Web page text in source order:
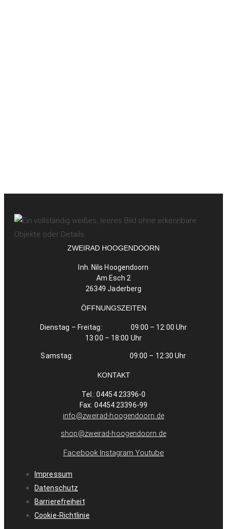
ZWEIRAD HOOGENDOORN
Inh. Nils Hoogendoorn
Am Esch 2
26349 Jaderberg
ÖFFNUNGSZEITEN
Dienstag – Freitag: 09:00 – 12:00 Uhr
13:00 – 18:00 Uhr
Samstag: 09:00 – 12:30 Uhr
KONTAKT
Tel.: 04454 23396-0
Fax: 04454 23396-99
info@zweirad-hoogendoorn.de
shop@zweirad-hoogendoorn.de
Facebook Instagram Youtube
Impressum
Datenschutz
Barrierefreiheit
Cookie-Richtlinie